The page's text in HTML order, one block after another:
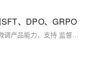
、DPO、GRPO
阿里云人工智能平台 PAI 提供了完整的模型微调产品能力，支持 监督微调（SFT）、偏好对齐（DPO）、强化学习微调（GRPO) 等业界常用模型微调训练方式。根据客户需求及代码能力层级，分别提供了 PAI-Model Gallery 一键微调、PAI-DSW Notebook 编程微调、PAI-DLC 容器化任务微调的全套产品功能。